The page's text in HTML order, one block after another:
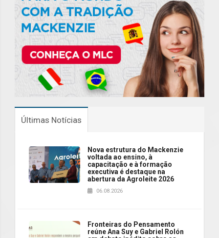
Últimas Notícias
Nova estrutura do Mackenzie
voltada ao ensino, à
capacitação e à formação
executiva é destaque na
abertura da Agroleite 2026
06.08.2026
Fronteiras do Pensamento
reúne Ana Suy e Gabriel Rolón